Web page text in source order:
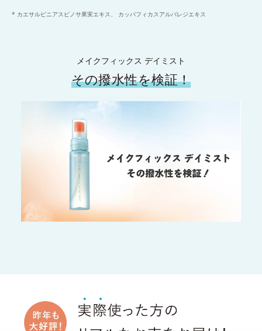
* カエサルピニアスピノサ果実エキス、 カッパフィカスアルバレジエキス
メイクフィックス デイミスト
その撥水性を検証！